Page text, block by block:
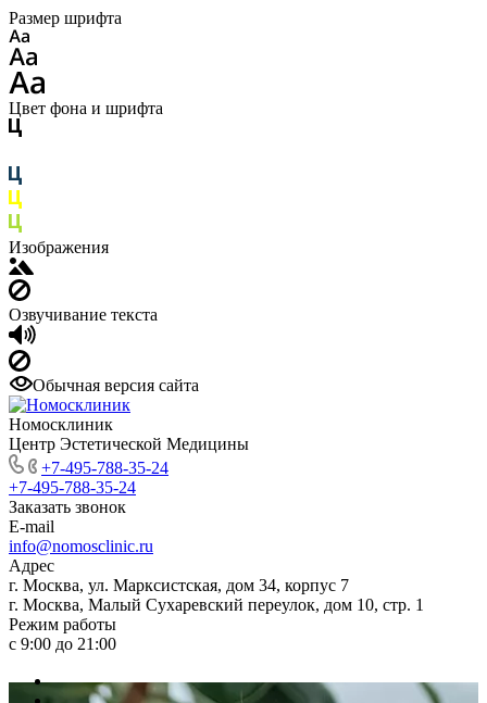
Размер шрифта
Цвет фона и шрифта
Изображения
Озвучивание текста
Обычная версия сайта
Номосклиник
Центр Эстетической Медицины
+7-495-788-35-24
+7-495-788-35-24
Заказать звонок
E-mail
info@nomosclinic.ru
Адрес
г. Москва, ул. Марксистская, дом 34, корпус 7
г. Москва, Малый Сухаревский переулок, дом 10, стр. 1
Режим работы
с 9:00 до 21:00